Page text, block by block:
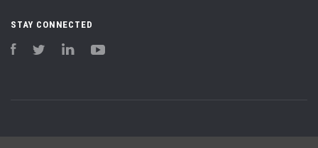
STAY CONNECTED
FacebookTwitter LinkedIn